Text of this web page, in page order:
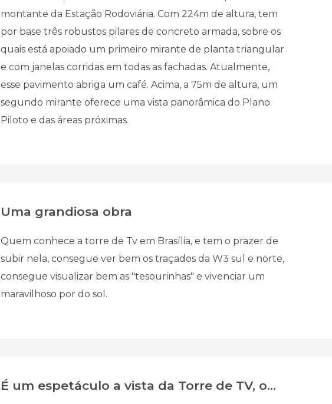
montante da Estação Rodoviária. Com 224m de altura, tem
por base três robustos pilares de concreto armada, sobre os
quais está apoiado um primeiro mirante de planta triangular
e com janelas corridas em todas as fachadas. Atualmente,
esse pavimento abriga um café. Acima, a 75m de altura, um
segundo mirante oferece uma vista panorâmica do Plano
Piloto e das áreas próximas.
Uma grandiosa obra
Quem conhece a torre de Tv em Brasília, e tem o prazer de
subir nela, consegue ver bem os traçados da W3 sul e norte,
consegue visualizar bem as "tesourinhas" e vivenciar um
maravilhoso por do sol.
É um espetáculo a vista da Torre de TV, o...